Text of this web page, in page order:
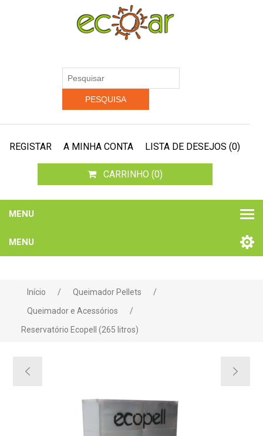
REGISTAR A MINHA CONTA LISTA DE DESEJOS (0)
CARRINHO (0)
MENU
MENU
Início / Queimador Pellets
/
Queimador e Acessórios
/
Reservatório Ecopell (265 litros)